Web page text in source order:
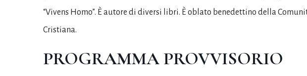
“Vivens Homo”. È autore di diversi libri. È oblato benedettino della
Cristiana.
PROGRAMMA PROVVISORIO